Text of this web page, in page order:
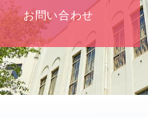
お問い合わせ